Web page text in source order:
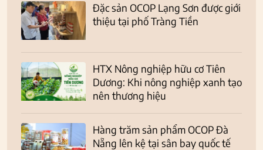
Đặc sản OCOP Lạng Sơn được giới
thiệu tại phố Tràng Tiền
HTX Nông nghiệp hữu cơ Tiên
Dương: Khi nông nghiệp xanh tạo
nên thương hiệu
Hàng trăm sản phẩm OCOP Đà
Nẵng lên kệ tại sân bay quốc tế